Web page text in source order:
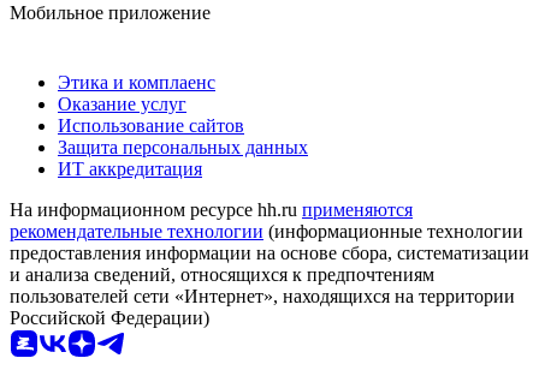
Мобильное приложение
Этика и комплаенс
Оказание услуг
Использование сайтов
Защита персональных данных
ИТ аккредитация
На информационном ресурсе hh.ru применяются
рекомендательные технологии (информационные технологии
предоставления информации на основе сбора, систематизации
и анализа сведений, относящихся к предпочтениям
пользователей сети «Интернет», находящихся на территории
Российской Федерации)